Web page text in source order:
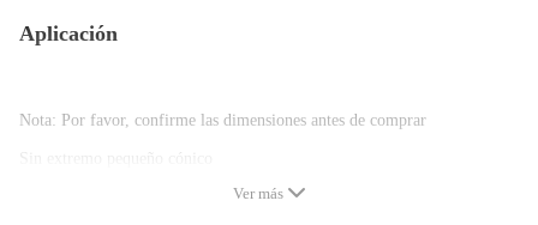
Aplicación
Nota: Por favor, confirme las dimensiones antes de comprar
Sin extremo pequeño cónico
Compatible para Audi / Compatible para VW Golf Gti 1.8T 2.0L 16V
Ver más